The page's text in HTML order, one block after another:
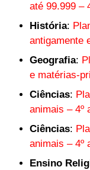
até 99.999 –
História:
antigamente
Geografia:
e matérias-
Ciências:
animais – 4º
Ciências:
animais – 4º
Ensino